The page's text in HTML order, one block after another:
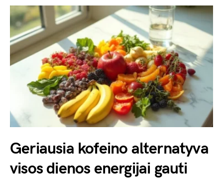
Geriausia kofeino alternatyva
visos dienos energijai gauti